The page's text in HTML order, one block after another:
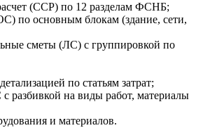
(ССР) по 12 разделам ФСНБ;
по основным блокам (здание, сети,
сметы (ЛС) с группировкой по
по статьям затрат;
разбивкой на виды работ, материалы
и материалов.